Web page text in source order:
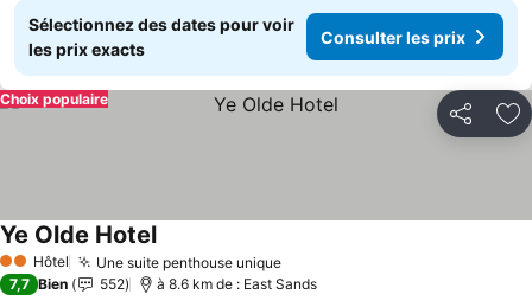
Sélectionnez des dates pour voir
les prix exacts
Consulter les prix
Partager
Choix populaire
2 Étoiles
Hôtel Une suite penthouse uniqueConsulter les prix
Ye Olde HotelConsulter les prix
7,7 Bien 552 à 8.6 km de : East Sands